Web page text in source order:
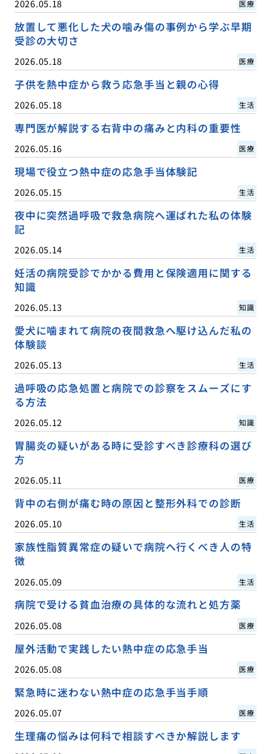
2026.05.18 医療
放置して悪化した犬の噛み傷の事例から学ぶ早期
受診の大切さ
2026.05.18 医療
子供を熱中症から救う応急手当と親の心得
2026.05.18 生活
専門医が解説する右背中の痛みと内科の重要性
2026.05.16 医療
現場で役立つ熱中症の応急手当体験記
2026.05.15 生活
夜中に突然過呼吸で救急病院へ運ばれた私の体験
記
2026.05.14 生活
妊活の病院受診でかかる費用と保険適用に関する
知識
2026.05.13 知識
愛犬に噛まれて病院の夜間救急へ駆け込んだ私の
体験談
2026.05.13 生活
過呼吸の応急処置と病院での診察をスムーズにす
る方法
2026.05.12 知識
胃腸炎の疑いがある時に受診すべき診療科の選び
方
2026.05.11 医療
背中の右側が痛む時の原因と整形外科での診断
2026.05.10 生活
家族性脂質異常症の疑いで病院へ行くべき人の特
徴
2026.05.09 生活
病院で受ける貧血治療の具体的な流れと処方薬
2026.05.08 医療
屋外活動で実践したい熱中症の応急手当
2026.05.08 医療
緊急時に迷わない熱中症の応急手当手順
2026.05.07 医療
生理痛の悩みは何科で相談すべきか解説します